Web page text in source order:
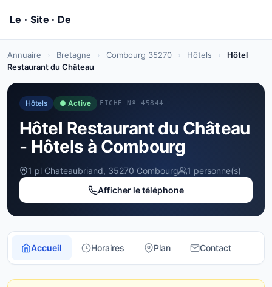
Annuaire › Bretagne › Combourg 35270 › Hôtels ›
Hôtel
Restaurant du Château
Hôtels ● Active FICHE Nº 45844
Hôtel Restaurant du Château
- Hôtels à Combourg
1 pl Chateaubriand, 35270 Combourg
1 personne(s)
Afficher le téléphone
Accueil Horaires Plan Contact